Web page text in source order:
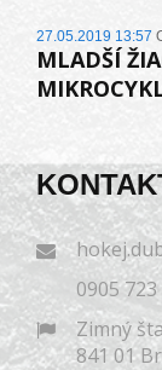
27.05.2019 13:57
MLADŠÍ
0905 723
Zimný
841 01